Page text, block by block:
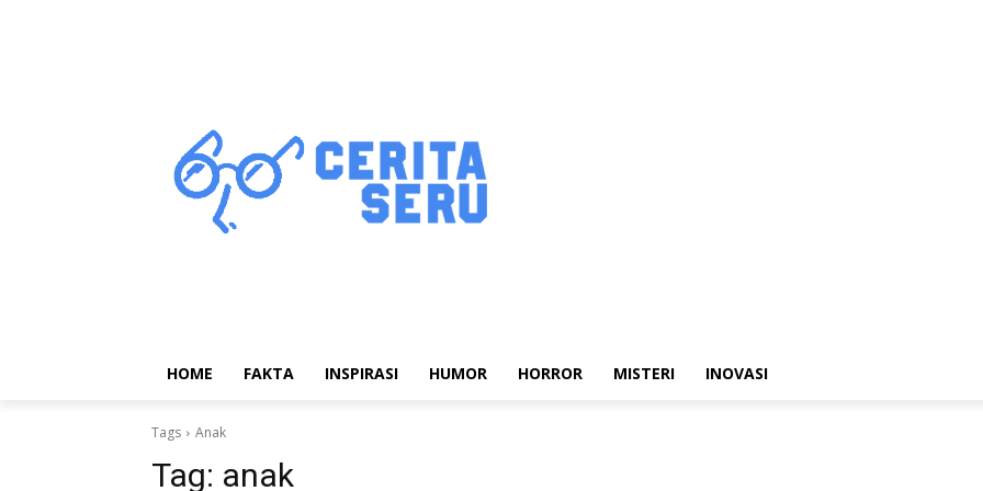
HOME FAKTA INSPIRASI HUMOR HORROR MISTERI INOVASI
Tags Anak
Tag: anak